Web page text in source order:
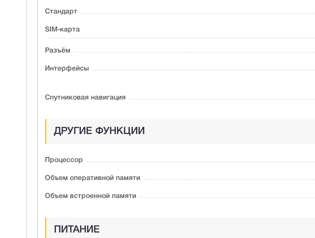
Стандарт
SIM-карта
Разъём
Интерфейсы
Спутниковая навигация
ДРУГИЕ ФУНКЦИИ
Процессор
Объем оперативной памяти
Объем встроенной памяти
ПИТАНИЕ